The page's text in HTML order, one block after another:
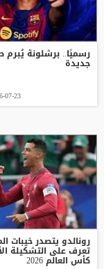
رسميًا.. برشلونة
جديدة
2026-07-23
رونالدو يتصدر خيبات
تعرف على التشكيلة
كأس العالم 2026